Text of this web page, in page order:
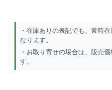
・在庫ありの表記でも、常時
なります。
・お取り寄せの場合は、販売
す。